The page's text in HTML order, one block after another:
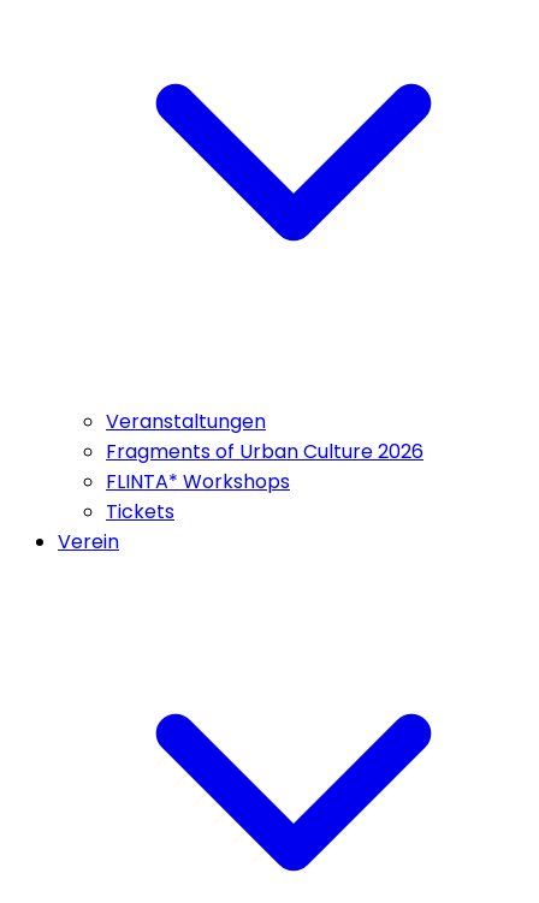
Veranstaltungen
Fragments of Urban Culture 2026
FLINTA* Workshops
Tickets
Verein